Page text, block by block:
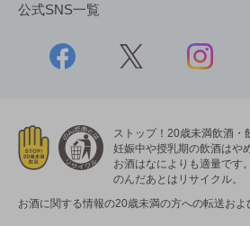
公式SNS一覧
ストップ！20歳未満飲酒・
妊娠中や授乳期の飲酒はや
お酒はなによりも適量です。
のんだあとはリサイクル。
お酒に関する情報の20歳未満の方への転送およ